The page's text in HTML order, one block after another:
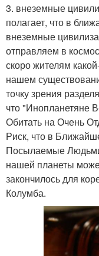
3. внеземные
полагает, что в
внеземные
отправляем в
скоро жителям
нашем
точку зрения
что "Инопланетяне
Обитать на Очень
Риск, что в
Посылаемые
нашей планеты
закончилось для
Колумба.